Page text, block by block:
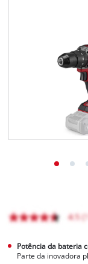
Potência da bateria
Parte da inovadora